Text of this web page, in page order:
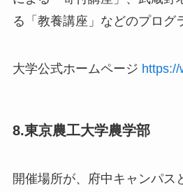
る「教養講座」などのプログ
大学公式ホームページ https://
8.東京農工大学農学部
開催場所が、府中キャンパス